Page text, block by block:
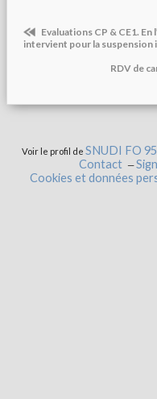
Evaluations CP & CE1.
intervient pour la suspension
RDV de
Voir le profil deSNUDI FO 95
Contact
Cookies et données